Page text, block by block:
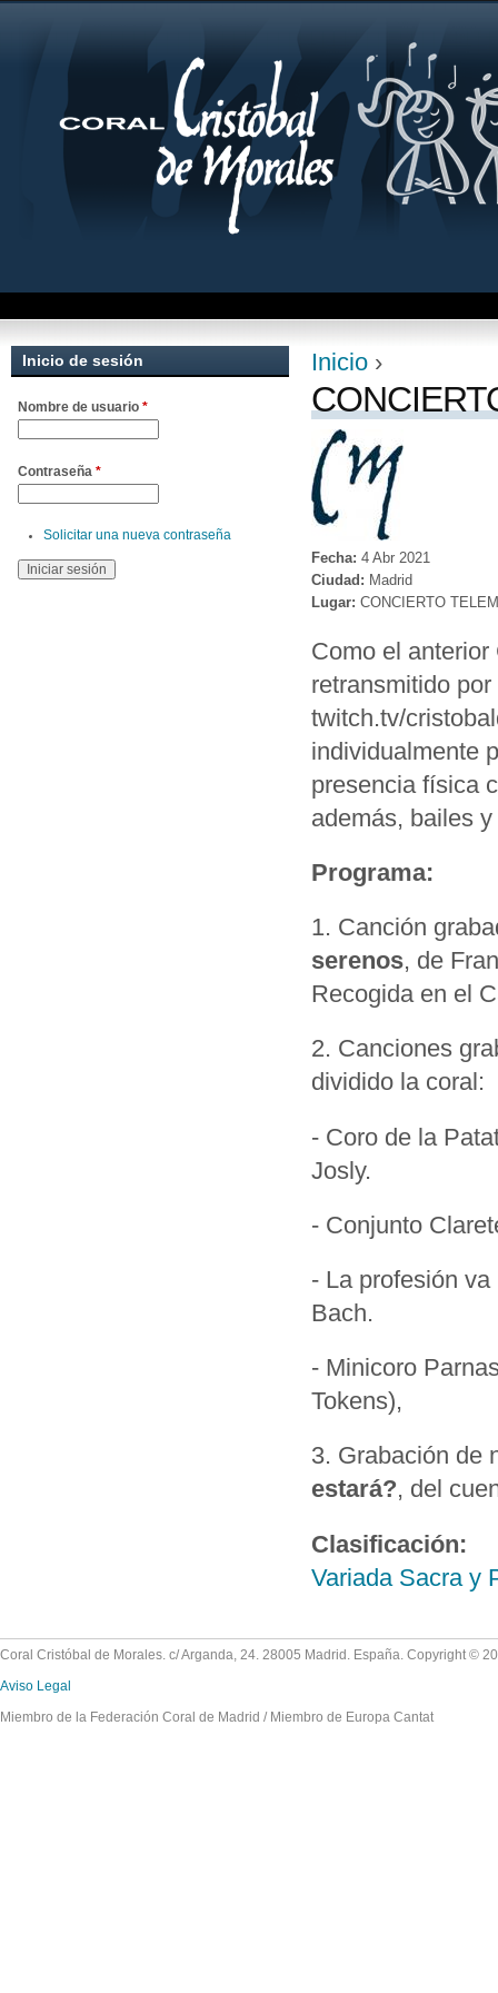
Se encuentra
Inicio ›
Fecha: 4 Abr 2021
Ciudad: Madrid
Lugar: CONCIERTO
Como el
retransmitido por
twitch.tv/
individualmente
presencia física
además, bailes
Programa:
1. Canción
serenos, de
Recogida en el
2. Canciones
dividido la coral:
- Coro de la
Josly.
- Conjunto
- La profesión
Bach.
- Minicoro
Tokens),
3. Grabación de
estará?, del
Clasificación:
Variada Sacra y
Inicio de sesión
Nombre de usuario *
Contraseña *
Solicitar una nueva contraseña
Coral Cristóbal de Morales. c/ Arganda, 24. 28005 Madrid. España. Copyright ©
Aviso Legal
Miembro de la Federación Coral de Madrid / Miembro de Europa Cantat